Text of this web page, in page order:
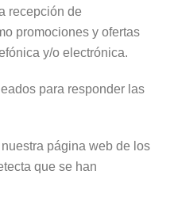
recepción de
promociones y ofertas
y/o electrónica.
para responder las
página web de los
que se han